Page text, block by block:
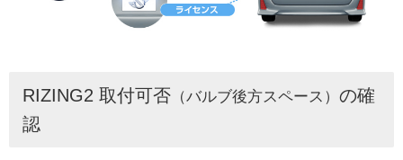
RIZING2 取付可否 （バルブ後方スペース） の確
認